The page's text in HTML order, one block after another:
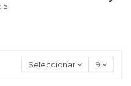
5
Seleccionar 9